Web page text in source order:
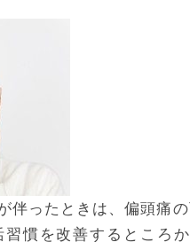
伴ったときは、偏頭痛の
慣を改善するところ